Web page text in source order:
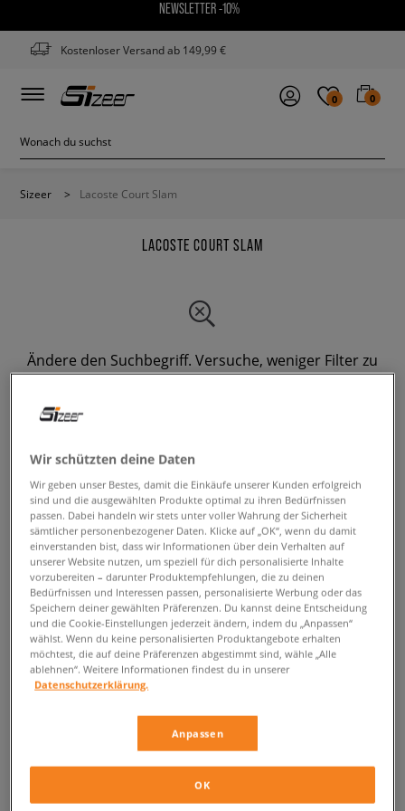
NEWSLETTER -10%
Kostenloser Versand ab 149,99 €
0 0
Sizeer > Lacoste Court Slam
LACOSTE COURT SLAM
Ändere den Suchbegriff. Versuche, weniger Filter zu
verwenden.
Lacoste Court Slam - Schuhe mit
reichem Tennisstyleerbe
Die in Frankreich geschaffene Marke vereint auf geballte Art und Weise
ihre aus dem Sport herrührenden Wurzeln mit französischer Eleganz.
Alles fing, es ist schon viele Jahre her, mit einem schlichten Poloshirt
zum Tennisspielen an. Später kam das charakteristische Krokodil-Logo
hinzu und verlieh dem Ganzen noch mehr Biss. Heute sind die Produkte
vonLacosteein Synonym für Luxus, Komfort und hohe Qualität. Nicht
Gönne dir mit den Lacoste Court Slam eine
Portion französischen Schick
Wir schützten deine Daten
Wir geben unser Bestes, damit die Einkäufe unserer Kunden erfolgreich
sind und die ausgewählten Produkte optimal zu ihren Bedürfnissen
passen. Dabei handeln wir stets unter voller Wahrung der Sicherheit
sämtlicher personenbezogener Daten. Klicke auf „OK“, wenn du damit
einverstanden bist, dass wir Informationen über dein Verhalten auf
unserer Website nutzen, um speziell für dich personalisierte Inhalte
vorzubereiten – darunter Produktempfehlungen, die zu deinen
Bedürfnissen und Interessen passen, personalisierte Werbung oder das
Speichern deiner gewählten Präferenzen. Du kannst deine Entscheidung
und die Cookie-Einstellungen jederzeit ändern, indem du „Anpassen“
wählst. Wenn du keine personalisierten Produktangebote erhalten
möchtest, die auf deine Präferenzen abgestimmt sind, wähle „Alle
ablehnen“. Weitere Informationen findest du in unserer
Datenschutzerklärung.
Anpassen
OK